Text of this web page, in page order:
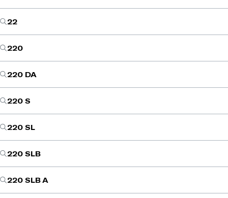
22
220
220 DA
220 S
220 SL
220 SLB
220 SLB A